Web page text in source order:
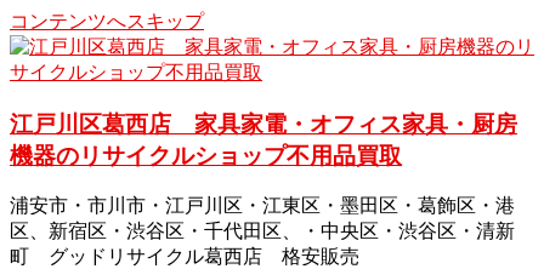
コンテンツへスキップ
江戸川区葛西店 家具家電・オフィス家具・厨房
機器のリサイクルショップ不用品買取
浦安市・市川市・江戸川区・江東区・墨田区・葛飾区・港
区、新宿区・渋谷区・千代田区、・中央区・渋谷区・清新
町 グッドリサイクル葛西店 格安販売